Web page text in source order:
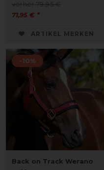
vorher 79,95 €
71,95 € *
ARTIKEL MERKEN
-10%
Back on Track Werano